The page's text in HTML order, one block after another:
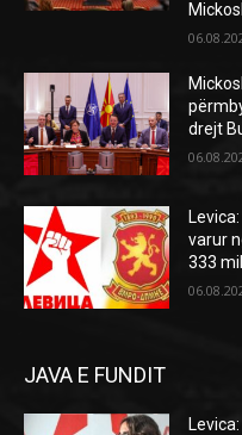
drejt
varur
333
JAVA E FUNDIT